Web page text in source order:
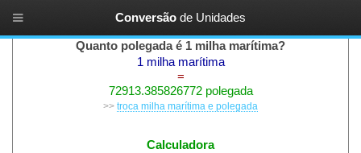
Quanto polegada é 1 milha marítima?
1 milha marítima
=
72913.385826772 polegada
>> troca milha marítima e polegada
Calculadora
Conversão de Unidades